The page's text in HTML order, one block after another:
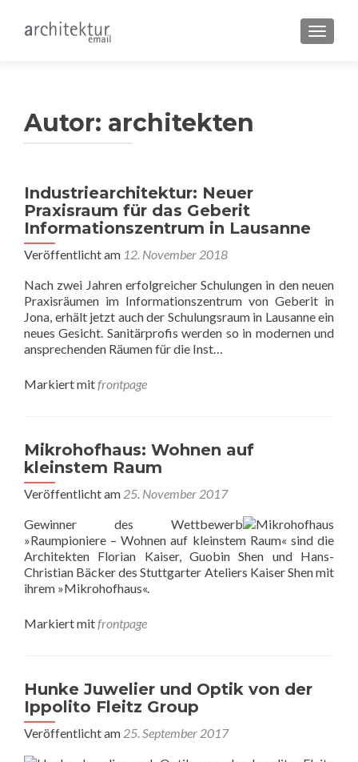
Autor: architekten
Industriearchitektur: Neuer
Praxisraum für das Geberit
Informationszentrum in Lausanne
Veröffentlicht am 12. November 2018
Nach zwei Jahren erfolgreicher Schulungen in den neuen
Praxisräumen im Informationszentrum von Geberit in
Jona, erhält jetzt auch der Schulungsraum in Lausanne ein
neues Gesicht. Sanitärprofis werden so in modernen und
ansprechenden Räumen für die Inst…
Markiert mitfrontpage
Mikrohofhaus: Wohnen auf
kleinstem Raum
Veröffentlicht am 25. November 2017
Gewinner des Wettbewerb
»Raumpioniere – Wohnen auf kleinstem Raum« sind die
Architekten Florian Kaiser, Guobin Shen und Hans-
Christian Bäcker des Stuttgarter Ateliers Kaiser Shen mit
ihrem »Mikrohofhaus«.
Markiert mitfrontpage
Hunke Juwelier und Optik von der
Ippolito Fleitz Group
Veröffentlicht am 25. September 2017
Beitragsnavigation